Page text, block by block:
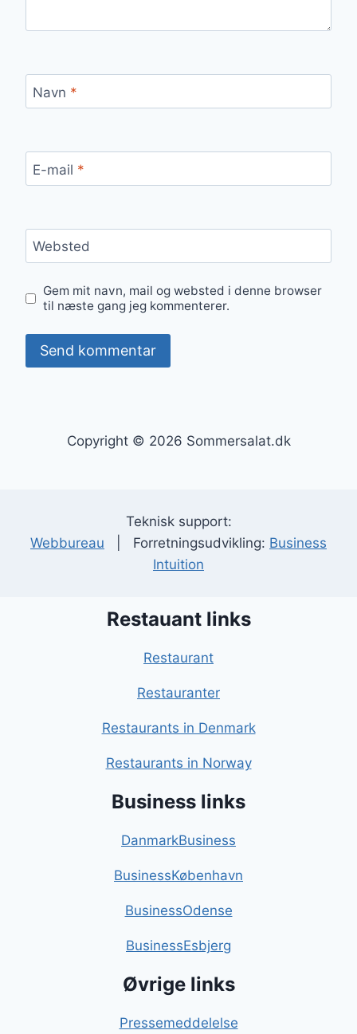
Navn *
E-mail *
Websted
Gem mit navn, mail og websted i denne browser
til næste gang jeg kommenterer.
Copyright © 2026 Sommersalat.dk
Teknisk support:
Webbureau | Forretningsudvikling: Business
Intuition
Restauant links
Restaurant
Restauranter
Restaurants in Denmark
Restaurants in Norway
Business links
DanmarkBusiness
BusinessKøbenhavn
BusinessOdense
BusinessEsbjerg
Øvrige links
Pressemeddelelse